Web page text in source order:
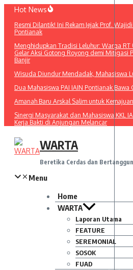
Lewati
konten
Hot News
Resmi Dilantik! Ini Rekam Jejak Prof.
Pontianak
Menghidupkan Tradisi Leluhur: Warga
Gelar Aksi Gotong Royong demi Mitigasi
Banjir
Wisuda Diundur Mendadak, Mahasiswa
Dua Mahasiswa PAI IAIN Pontianak Bawa
Amanah Baru Arskal Salim untuk
Sinergi Masyarakat dan Mahasiswa KKL
Kerja Bakti di Anjungan Melancar
WARTA
Beretika Cerdas dan
Menu
Home
WARTA
Laporan Utama
FEATURE
SEREMONIAL
SOSOK
FUAD